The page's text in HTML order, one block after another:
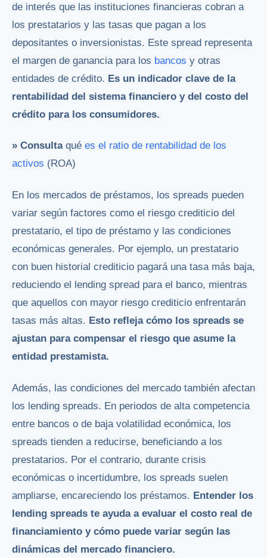
de interés que las instituciones financieras cobran a
los prestatarios y las tasas que pagan a los
depositantes o inversionistas. Este spread representa
el margen de ganancia para los bancos y otras
entidades de crédito. Es un indicador clave de la
rentabilidad del sistema financiero y del costo del
crédito para los consumidores.
» Consultaqué es el ratio de rentabilidad de los
activos (ROA)
En los mercados de préstamos, los spreads pueden
variar según factores como el riesgo crediticio del
prestatario, el tipo de préstamo y las condiciones
económicas generales. Por ejemplo, un prestatario
con buen historial crediticio pagará una tasa más baja,
reduciendo el lending spread para el banco, mientras
que aquellos con mayor riesgo crediticio enfrentarán
tasas más altas. Esto refleja cómo los spreads se
ajustan para compensar el riesgo que asume la
entidad prestamista.
Además, las condiciones del mercado también afectan
los lending spreads. En periodos de alta competencia
entre bancos o de baja volatilidad económica, los
spreads tienden a reducirse, beneficiando a los
prestatarios. Por el contrario, durante crisis
económicas o incertidumbre, los spreads suelen
ampliarse, encareciendo los préstamos. Entender los
lending spreads te ayuda a evaluar el costo real de
financiamiento y cómo puede variar según las
dinámicas del mercado financiero.